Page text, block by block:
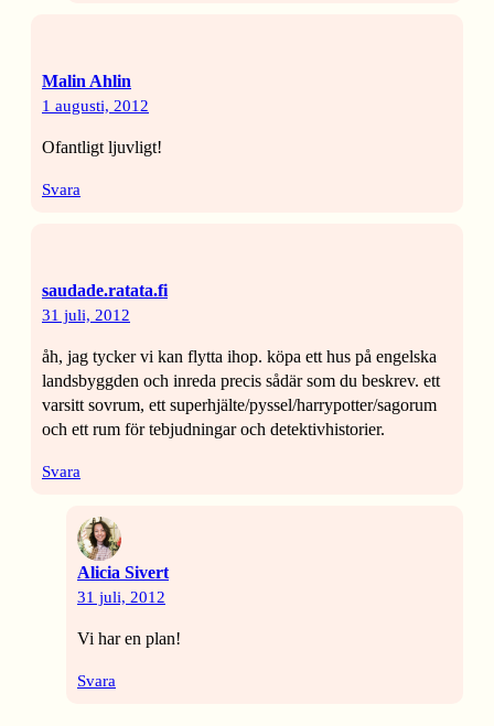
Malin Ahlin
1 augusti, 2012
Ofantligt ljuvligt!
Svara
saudade.ratata.fi
31 juli, 2012
åh, jag tycker vi kan flytta ihop. köpa ett hus på engelska
landsbyggden och inreda precis sådär som du beskrev. ett
varsitt sovrum, ett superhjälte/pyssel/harrypotter/sagorum
och ett rum för tebjudningar och detektivhistorier.
Svara
Alicia Sivert
31 juli, 2012
Vi har en plan!
Svara